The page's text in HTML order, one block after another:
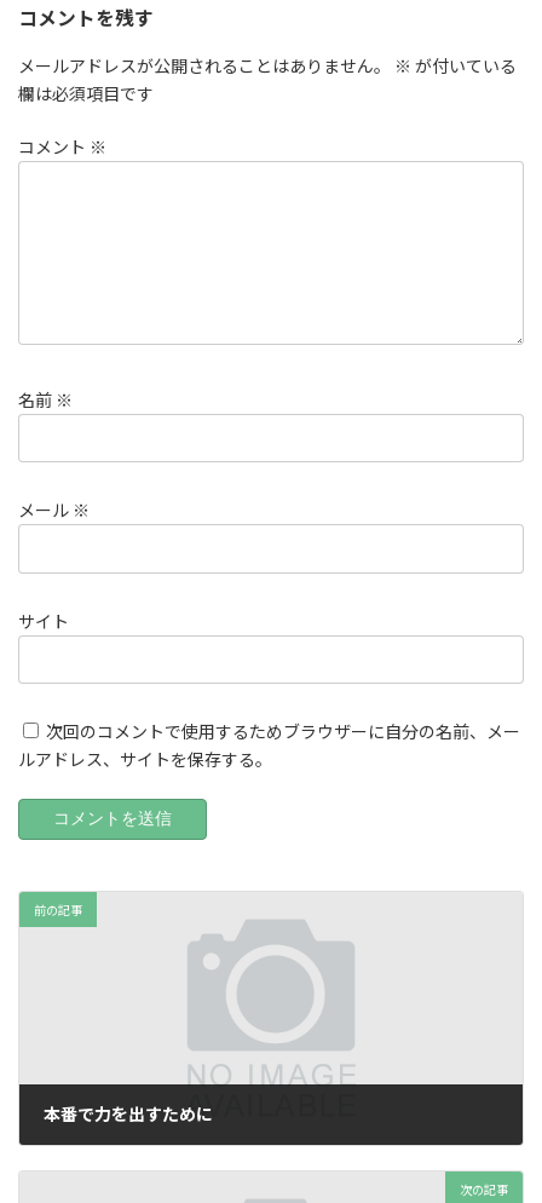
コメントを残す
メールアドレスが公開されることはありません。 ※ が付いている
欄は必須項目です
コメント ※
名前 ※
メール ※
サイト
次回のコメントで使用するためブラウザーに自分の名前、メー
ルアドレス、サイトを保存する。
前の記事
本番で力を出すために
次の記事